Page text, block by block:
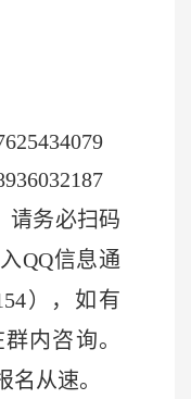
请务必扫码
QQ信息通
），如有
内咨询。
从速。